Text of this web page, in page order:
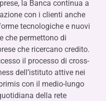
la Banca continua a
con i clienti anche
tecnologiche e nuovi
che permettono di
che ricercano credito.
il processo di cross-
dell’istituto attive nei
con il medio-lungo
della rete